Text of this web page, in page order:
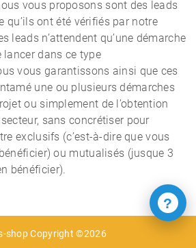
vous proposons sont des leads
qu’ils ont été vérifiés par notre
leads n’attendent qu’une démarche
lancer dans ce type
vous garantissons ainsi que ces
une ou plusieurs démarches
ou simplement de l’obtention
sans concrétiser pour
exclusifs (c’est-à-dire que vous
ou mutualisés (jusque 3
bénéficier).
shop Copyright ©2026
?